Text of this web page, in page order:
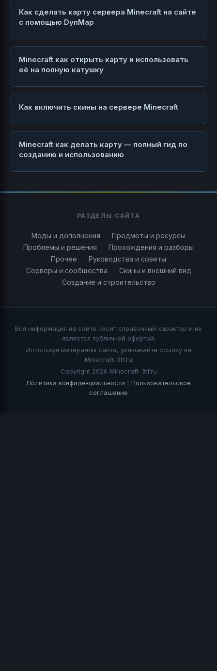
Как сделать карту сервера Minecraft на сайте
с помощью DynMap
Minecraft как открыть карту и использовать
её на полную катушку
Как включить скины на сервере Minecraft
Minecraft как делать карту — полный гид по
созданию и использованию
РАЗДЕЛЫ САЙТА
Моды и дополнения
Предметы и ресурсы
Проблемы и решения
Прохождения и разборы
Прочее
Руководства и советы
Серверы и сообщества
Скины и внешний вид
Создание и строительство
Вся информация на сайте носит справочный характер и не
является публичной офертой.
Используя материалы сайта, указывайте ссылку на
Minecraft-3tf.ru
Copyright 2026 Minecraft-3tf.ru
Политика конфиденциальности
Пользовательское
соглашение